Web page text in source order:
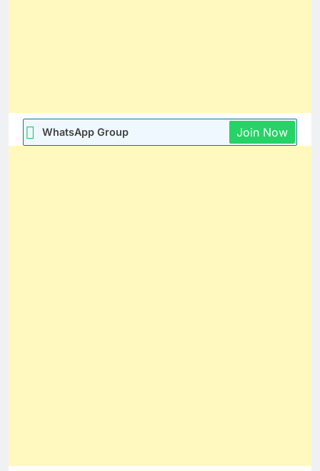
WhatsApp Group Join Now